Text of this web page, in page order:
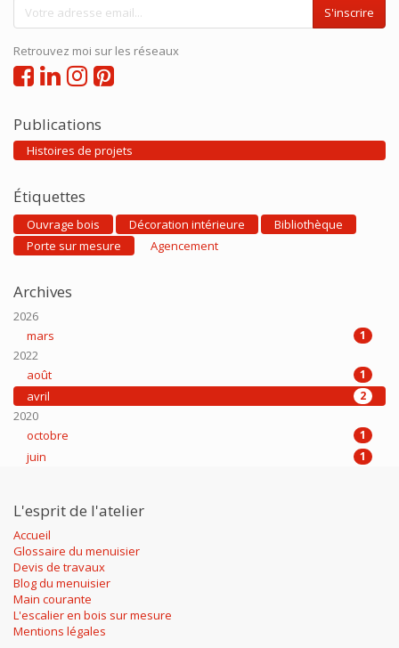
S'inscrire
Retrouvez moi sur les réseaux
Publications
Histoires de projets
Étiquettes
Ouvrage bois Décoration intérieure
Bibliothèque
Porte sur mesure
Agencement
Archives
2026
mars
1
2022
août
1
avril 2
2020
octobre
1
juin 1
L'esprit de l'atelier
Accueil
Glossaire du menuisier
Devis de travaux
Blog du menuisier
Main courante
L'escalier en bois sur mesure
Mentions légales